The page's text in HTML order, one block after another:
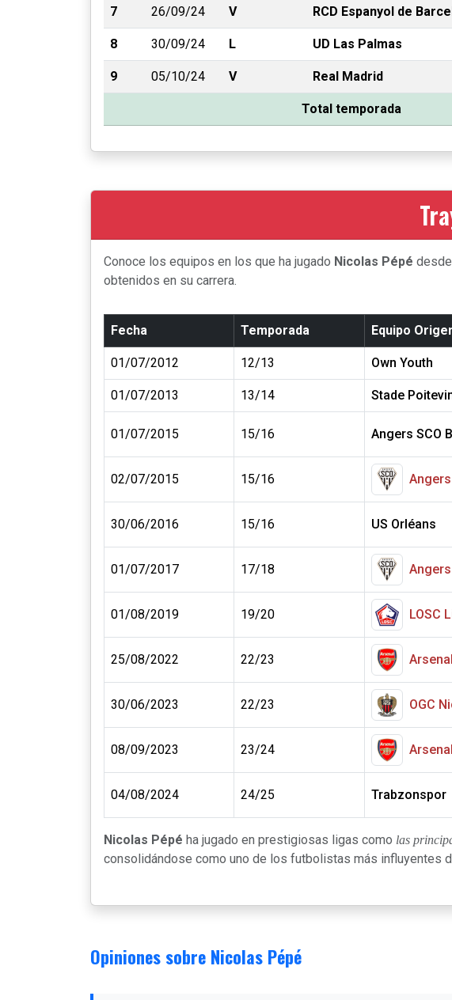
7 26/09/24 V RCD Espanyol de
8 30/09/24 L UD Las Palmas
9 05/10/24 V Real Madrid
Total temporada
Conoce los equipos en los que ha jugado Nicolas Pépé
obtenidos en su carrera.
Fecha Temporada Equipo
01/07/2012 12/13 Own Youth
01/07/2013 13/14 Stade
01/07/2015 15/16 Angers SCO B
02/07/2015 15/16 Angers
30/06/2016 15/16 US Orléans
01/07/2017 17/18 Angers
01/08/2019 19/20 LOSC
25/08/2022 22/23 Arsenal
30/06/2023 22/23 OGC
08/09/2023 23/24 Arsenal
04/08/2024 24/25 Trabzonspor
Nicolas Pépé ha jugado en prestigiosas ligas como las
consolidándose como uno de los futbolistas más influyentes
Opiniones sobre Nicolas Pépé